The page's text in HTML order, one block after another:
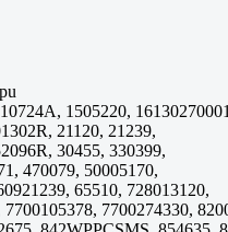
1505220,
21120, 21239,
30455, 330399,
470079, 50005170,
65510, 728013120,
7700274330,